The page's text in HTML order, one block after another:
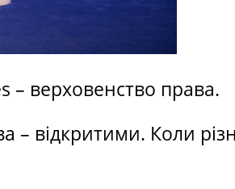
верховенство права.
відкритими. Коли